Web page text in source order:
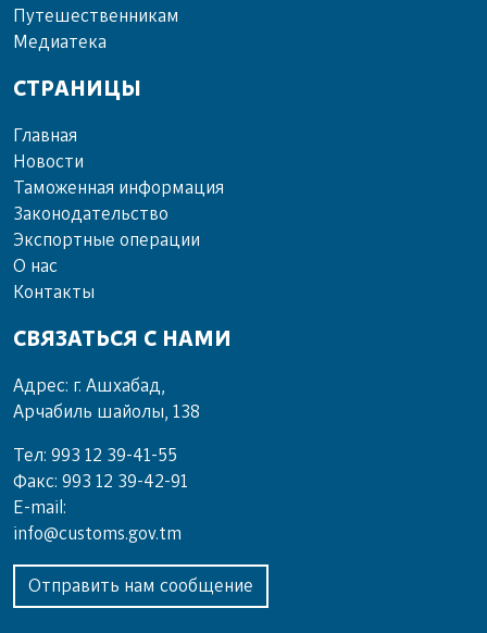
Пу­те­шест­вен­ни­кам
Ме­диа­те­ка
СТРАНИЦЫ
Главная
Новости
Таможенная информация
Законодательство
Экспортные операции
О нас
Контакты
СВЯЗАТЬСЯ С НАМИ
Адрес: г. Ашхабад,
Арчабиль шайолы, 138
Тел: 993 12 39-41-55
Факс: 993 12 39-42-91
E-mail:
info@customs.gov.tm
Отправить нам сообщение